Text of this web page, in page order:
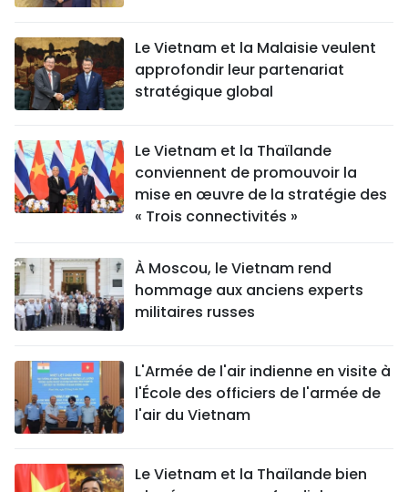
Le Vietnam et la Malaisie veulent
approfondir leur partenariat
stratégique global
Le Vietnam et la Thaïlande
conviennent de promouvoir la
mise en œuvre de la stratégie des
« Trois connectivités »
À Moscou, le Vietnam rend
hommage aux anciens experts
militaires russes
L'Armée de l'air indienne en visite à
l'École des officiers de l'armée de
l'air du Vietnam
Le Vietnam et la Thaïlande bien